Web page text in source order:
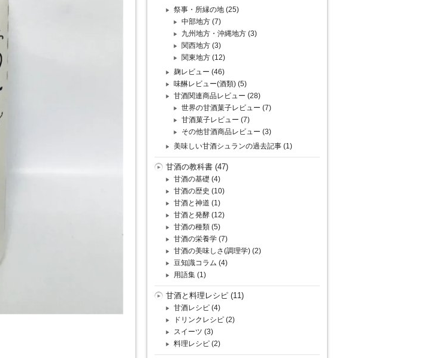
祭事・所縁の地 (25)
中部地方 (7)
九州地方・沖縄地方 (3)
関西地方 (3)
関東地方 (12)
麹レビュー (46)
味醂レビュー(酒類) (5)
甘酒関連商品レビュー (28)
世界の甘酒菓子レビュー (7)
甘酒菓子レビュー (7)
その他甘酒商品レビュー (3)
美味しい甘酒シュランの過去記事 (1)
甘酒の教科書 (47)
甘酒の基礎 (4)
甘酒の歴史 (10)
甘酒と神道 (1)
甘酒と発酵 (12)
甘酒の種類 (5)
甘酒の栄養学 (7)
甘酒の美味しさ(調理学) (2)
豆知識コラム (4)
用語集 (1)
甘酒と料理レシピ (11)
甘酒レシピ (4)
ドリンクレシピ (2)
スイーツ (3)
料理レシピ (2)